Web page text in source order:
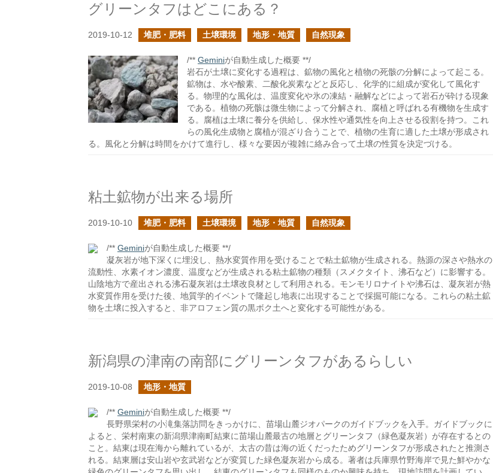
グリーンタフはどこにある？
2019-10-12 堆肥・肥料 土壌環境 地形・地質 自然現象
/** Geminiが自動生成した概要 **/
岩石が土壌に変化する過程は、鉱物の風化と植物の死骸の分解によって起こる。
鉱物は、水や酸素、二酸化炭素などと反応し、化学的に組成が変化して風化す
る。物理的な風化は、温度変化や氷の凍結・融解などによって岩石が砕ける現象
である。植物の死骸は微生物によって分解され、腐植と呼ばれる有機物を生成す
る。腐植は土壌に養分を供給し、保水性や通気性を向上させる役割を持つ。これ
らの風化生成物と腐植が混ざり合うことで、植物の生育に適した土壌が形成され
る。風化と分解は時間をかけて進行し、様々な要因が複雑に絡み合って土壌の性質を決定づける。
粘土鉱物が出来る場所
2019-10-10 堆肥・肥料 土壌環境 地形・地質 自然現象
/** Geminiが自動生成した概要 **/
凝灰岩が地下深くに埋没し、熱水変質作用を受けることで粘土鉱物が生成される。熱源の深さや熱水の
流動性、水素イオン濃度、温度などが生成される粘土鉱物の種類（スメクタイト、沸石など）に影響する。
山陰地方で産出される沸石凝灰岩は土壌改良材として利用される。モンモリロナイトや沸石は、凝灰岩が熱
水変質作用を受けた後、地質学的イベントで隆起し地表に出現することで採掘可能になる。これらの粘土鉱
物を土壌に投入すると、非アロフェン質の黒ボク土へと変化する可能性がある。
新潟県の津南の南部にグリーンタフがあるらしい
2019-10-08 地形・地質
/** Geminiが自動生成した概要 **/
長野県栄村の小滝集落訪問をきっかけに、苗場山麓ジオパークのガイドブックを入手。ガイドブックに
よると、栄村南東の新潟県津南町結東に苗場山麓最古の地層とグリーンタフ（緑色凝灰岩）が存在するとの
こと。結東は現在海から離れているが、太古の昔は海の近くだったためグリーンタフが形成されたと推測さ
れる。結東層は安山岩や玄武岩などが変質した緑色凝灰岩から成る。著者は兵庫県竹野海岸で見た鮮やかな